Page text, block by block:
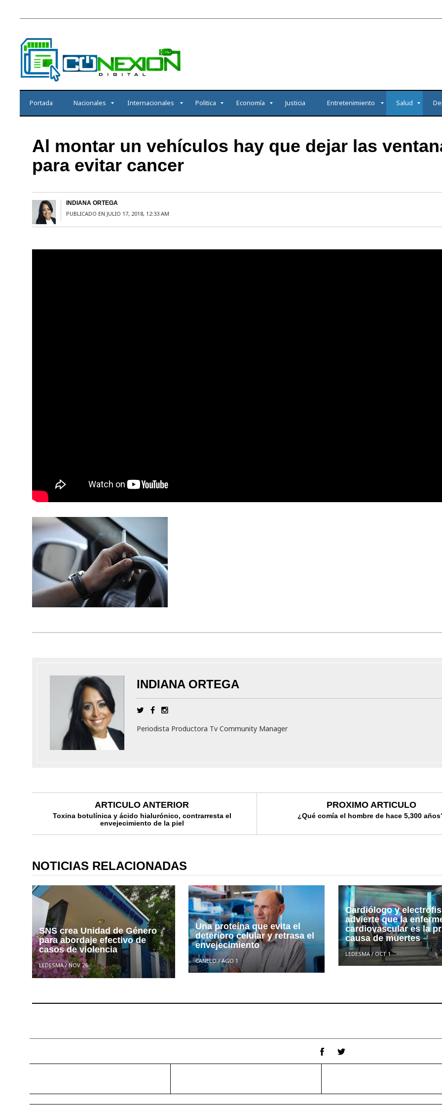
Portada Nacionales Internacionales Politica Economía Justicia Entretenimiento Salud
Al montar un vehículos hay que dejar las
para evitar cancer
INDIANA ORTEGA
PUBLICADO EN JULIO 17, 2018, 12:33 AM
INDIANA ORTEGA
Periodista Productora Tv Community Manager
ARTICULO ANTERIOR
Toxina botulínica y ácido hialurónico, contrarresta el
envejecimiento de la piel
PROXIMO ARTICULO
¿Qué comía el hombre de hace 5,300
NOTICIAS RELACIONADAS
SNS crea Unidad de Género
para abordaje efectivo de
casos de violencia
LEDESMA/NOV 26
Una proteína que evita el
deterioro celular y retrasa el
envejecimiento
CANELO/AGO 1
Cardiólogo y
advierte que la
cardiovascular es la
causa de muertes
LEDESMA/OCT 1